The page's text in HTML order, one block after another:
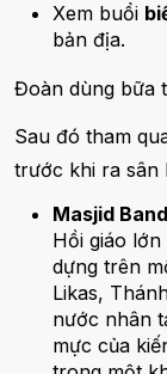
Xem buổi
bản địa.
Đoàn dùng bữa
Sau đó tham
trước khi ra sân
Masjid
Hồi giáo
dựng trên
Likas,
nước nhân
mực của